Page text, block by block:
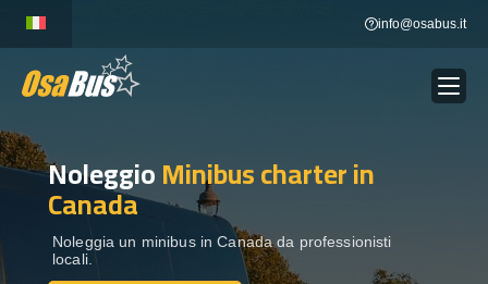
content
info@osabus.it
NOLEGGIO AUTOBUS Show dropdown
DESTINAZIONI
NoleggioMinibus charterin
Canada
Noleggia un minibus in Canada da professionisti
locali.